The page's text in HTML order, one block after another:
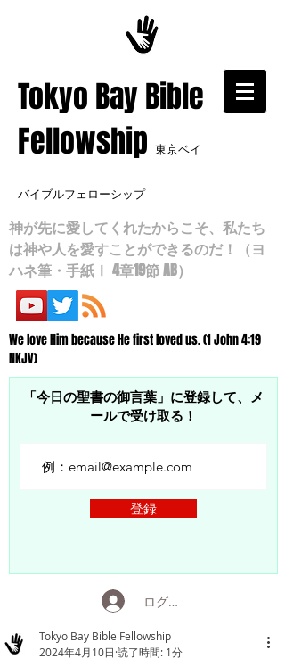
​Tokyo Bay Bible
Fellowship 東京ベイ
バイブルフェローシップ
神が先に愛してくれたからこそ、私たち
は神や人を愛すことができるのだ！（ヨ
ハネ筆・手紙Ⅰ 4章19節 AB）
We love Him because He first loved us. (1 John 4:19
NKJV)
「今日の聖書の御言葉」に登録して、メ
ールで受け取る！
登録
ログイン
Tokyo Bay Bible Fellowship
2024年4月10日 読了時間: 1分